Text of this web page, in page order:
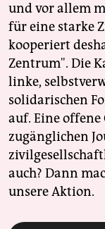
und vor allem
für eine starke
kooperiert
Zentrum". Die
linke,
solidarischen
auf. Eine
zugänglichen
auch? Dann
unsere Aktion.